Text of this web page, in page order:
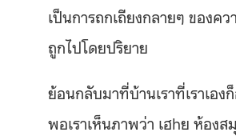
เป็นการถกเถียงกลายๆ ของ
ถูกไปโดยปริยาย
ย้อนกลับมาที่บ้านเราที่เราเอ
พอเราเห็นภาพว่า เฮhย ห้อง